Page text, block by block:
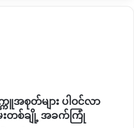
အစုတ်များ ပါဝင်လာ
းတစ်ချို့ အခက်ကြုံ